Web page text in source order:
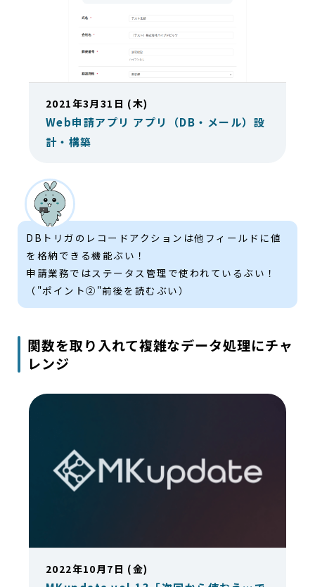
2021年3月31日 (木)
Web申請アプリ アプリ（DB・メール）設
計・構築
DBトリガのレコードアクションは他フィールドに値
を格納できる機能ぶい！
申請業務ではステータス管理で使われているぶい！
（"ポイント②"前後を読むぶい）
関数を取り入れて複雑なデータ処理にチャ
レンジ
2022年10月7日 (金)